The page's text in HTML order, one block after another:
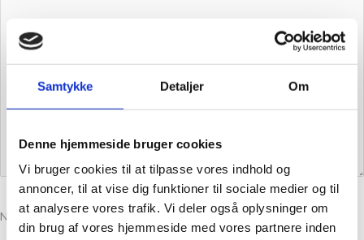
Samtykke Detaljer Om
Denne hjemmeside bruger cookies
Vi bruger cookies til at tilpasse vores indhold og
annoncer, til at vise dig funktioner til sociale medier og til
at analysere vores trafik. Vi deler også oplysninger om
din brug af vores hjemmeside med vores partnere inden
Navn *